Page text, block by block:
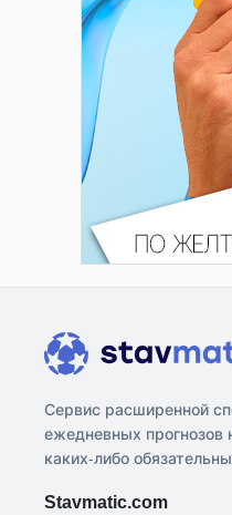
Сервис расширенной
ежедневных прогнозов
каких-либо
Stavmatic.com